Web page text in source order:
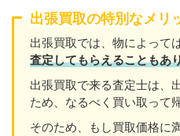
出張買取の特別なメリ
出張買取では、物によって
査定してもらえることもあ
出張買取で来る査定士は、
ため、なるべく買い取って
そのため、もし買取価格に